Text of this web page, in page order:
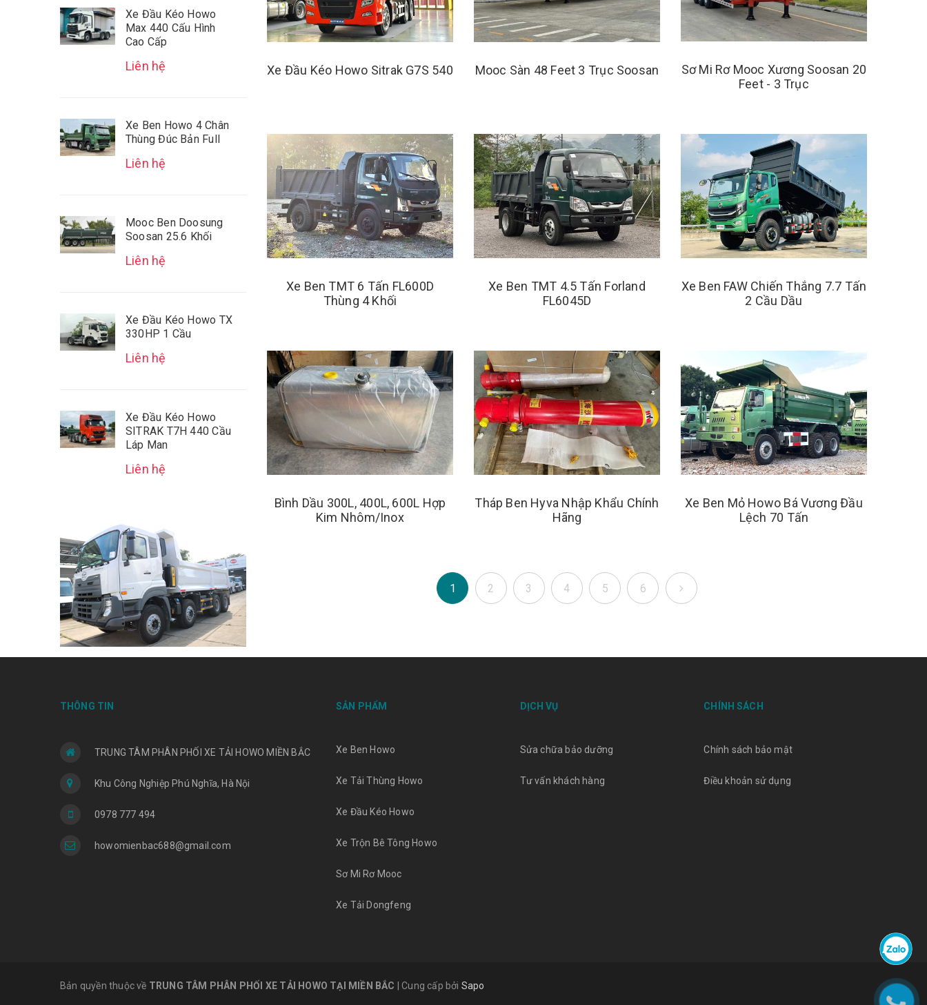
Xe Đầu Kéo Howo
Max 440 Cấu Hình
Cao Cấp
Liên hệ
Xe Ben Howo 4 Chân
Thùng Đúc Bản Full
Liên hệ
Mooc Ben Doosung
Soosan 25.6 Khối
Liên hệ
Xe Đầu Kéo Howo TX
330HP 1 Cầu
Liên hệ
Xe Đầu Kéo Howo
SITRAK T7H 440 Cầu
Láp Man
Liên hệ
Xe Đầu Kéo Howo Sitrak G7S 540 Mooc Sàn 48 Feet 3 Trục Soosan
Sơ Mi Rơ Mooc Xương Soosan 20
Feet - 3 Trục
Xe Ben TMT 6 Tấn FL600D
Thùng 4 Khối
Xe Ben TMT 4.5 Tấn Forland
FL6045D
Xe Ben FAW Chiến Thắng 7.7 Tấn
2 Cầu Dầu
Bình Dầu 300L, 400L, 600L Hợp
Kim Nhôm/Inox
Tháp Ben Hyva Nhập Khẩu Chính
Hãng
Xe Ben Mỏ Howo Bá Vương Đầu
Lệch 70 Tấn
1 2 3 4 5 6
THÔNG TIN
TRUNG TÂM PHÂN PHỐI XE TẢI HOWO MIỀN BẮC
Khu Công Nghiệp Phú Nghĩa, Hà Nội
0978 777 494
howomienbac688@gmail.com
SẢN PHẨM
Xe Ben Howo
Xe Tải Thùng Howo
Xe Đầu Kéo Howo
Xe Trộn Bê Tông Howo
Sơ Mi Rơ Mooc
Xe Tải Dongfeng
DỊCH VỤ
Sửa chữa bảo dưỡng
Tư vấn khách hàng
CHÍNH SÁCH
Chính sách bảo mật
Điều khoản sử dụng
Bản quyền thuộc về TRUNG TÂM PHÂN PHỐI XE TẢI HOWO TẠI MIỀN BẮC |Cung cấp bởi Sapo